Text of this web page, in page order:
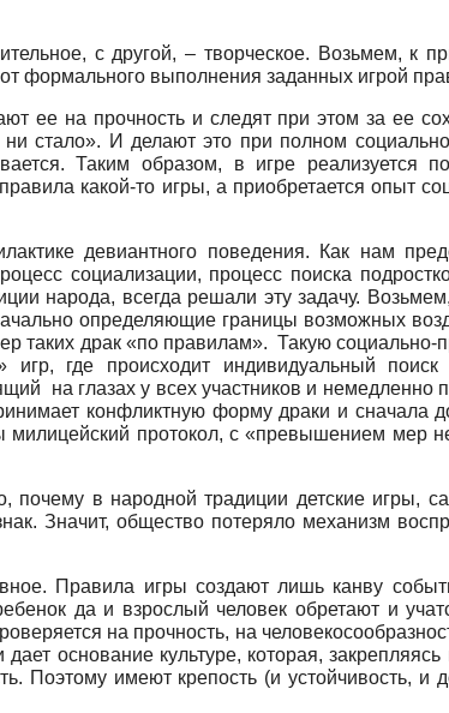
с другой, – творческое. Возьмем, к
формального выполнения заданных игрой
ее на прочность и следят при этом за ее
стало». И делают это при полном
Таким образом, в игре реализуется
какой-то игры, а приобретается опыт
девиантного поведения. Как нам
социализации, процесс поиска
народа, всегда решали эту задачу.
определяющие границы возможных
таких драк «по правилам». Такую
где происходит индивидуальный поиск
на глазах у всех участников и немедленно
конфликтную форму драки и сначала
милицейский протокол, с «превышением мер
почему в народной традиции детские игры,
Значит, общество потеряло механизм
Правила игры создают лишь канву
да и взрослый человек обретают и
на прочность, на
основание культуре, которая, закрепляясь
Поэтому имеют крепость (и устойчивость, и